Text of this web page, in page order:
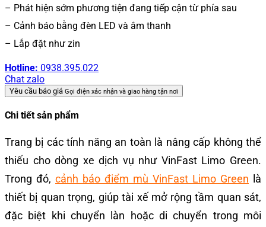
– Phát hiện sớm phương tiện đang tiếp cận từ phía sau
– Cảnh báo bằng đèn LED và âm thanh
– Lắp đặt như zin
Hotline: 0938.395.022
Chat zalo
Yêu cầu báo giá Gọi điện xác nhận và giao hàng tận nơi
Chi tiết sản phẩm
Trang bị các tính năng an toàn là nâng cấp không thể
thiếu cho dòng xe dịch vụ như VinFast Limo Green.
Trong đó, cảnh báo điểm mù VinFast Limo Green là
thiết bị quan trọng, giúp tài xế mở rộng tầm quan sát,
đặc biệt khi chuyển làn hoặc di chuyển trong môi